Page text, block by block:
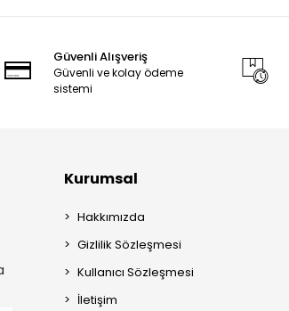
Güvenli Alışveriş
Güvenli ve kolay ödeme
sistemi
Kurumsal
Hakkımızda
Gizlilik Sözleşmesi
Kullanıcı Sözleşmesi
İletişim